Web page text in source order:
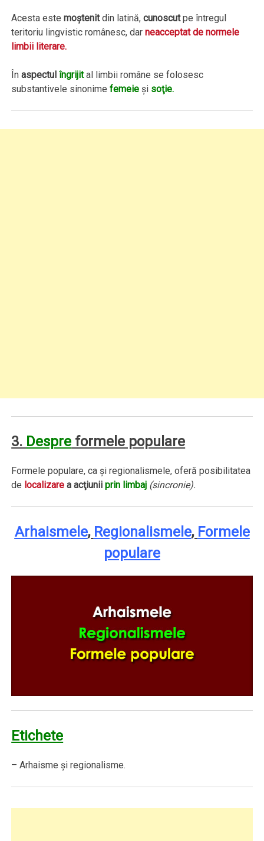
Acesta estemoştenitdin latină,cunoscutpe întregul
teritoriu lingvistic românesc, darneacceptat de normele
limbii literare.
Înaspectul îngrijital limbii române se folosesc
substantivele sinonimefemeie şi soţie.
3. Despre formele populare
Formele populare, ca şi regionalismele, oferă posibilitatea
de localizare a acţiuniiprin limbaj (sincronie).
Arhaismele, Regionalismele, Formele
populare
Etichete
– Arhaisme şi regionalisme.